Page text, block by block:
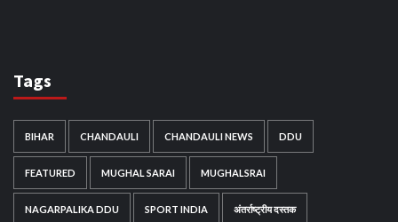
Tags
BIHAR CHANDAULI CHANDAULI NEWS DDU
FEATURED MUGHAL SARAI MUGHALSRAI
NAGARPALIKA DDU SPORT INDIA अंतर्राष्ट्रीय दस्तक